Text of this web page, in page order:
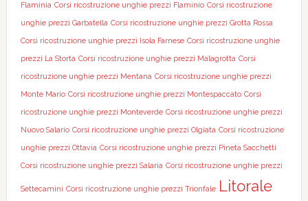
Flaminia Corsi ricostruzione unghie prezzi Flaminio Corsi ricostruzione
unghie prezzi Garbatella Corsi ricostruzione unghie prezzi Grotta Rossa
Corsi ricostruzione unghie prezzi Isola Farnese Corsi ricostruzione unghie
prezzi La Storta Corsi ricostruzione unghie prezzi Malagrotta Corsi
ricostruzione unghie prezzi Mentana Corsi ricostruzione unghie prezzi
Monte Mario Corsi ricostruzione unghie prezzi Montespaccato Corsi
ricostruzione unghie prezzi Monteverde Corsi ricostruzione unghie prezzi
Nuovo Salario Corsi ricostruzione unghie prezzi Olgiata Corsi ricostruzione
unghie prezzi Ottavia Corsi ricostruzione unghie prezzi Pineta Sacchetti
Corsi ricostruzione unghie prezzi Salaria Corsi ricostruzione unghie prezzi
Settecamini Corsi ricostruzione unghie prezzi Trionfale Litorale